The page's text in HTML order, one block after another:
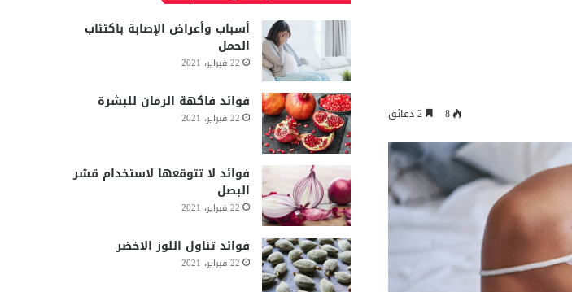
8
أسباب وأعراض الإصابة باكتئاب
الحمل
22 فبراير، 2021
فوائد فاكهة الرمان للبشرة
22 فبراير، 2021
فوائد لا تتوقعها لاستخدام قشر
البصل
22 فبراير، 2021
فوائد تناول اللوز الاخضر
22 فبراير، 2021